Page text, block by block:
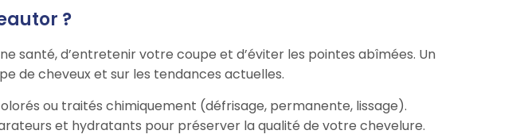
?
santé, d’entretenir votre coupe et d’éviter les pointes abîmées. Un
de cheveux et sur les tendances actuelles.
ou traités chimiquement (défrisage, permanente, lissage).
et hydratants pour préserver la qualité de votre chevelure.